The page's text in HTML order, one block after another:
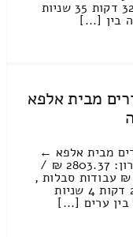
, טעינה ופריקה : 1163.78 ₪ / זמן : 32 דקות 35 שניות
מבית אלפא
מבית אלפא ←
למשהד כולל פירוק והרכבה מחיר מחירון: 2803.37 ₪ /
אלה שבטווח המחירים 3500 – 2600 ₪ עבודות סבלות ,
טעינה ופריקה : 1203.13 ₪ / זמן : 27 דקות 4 שניות